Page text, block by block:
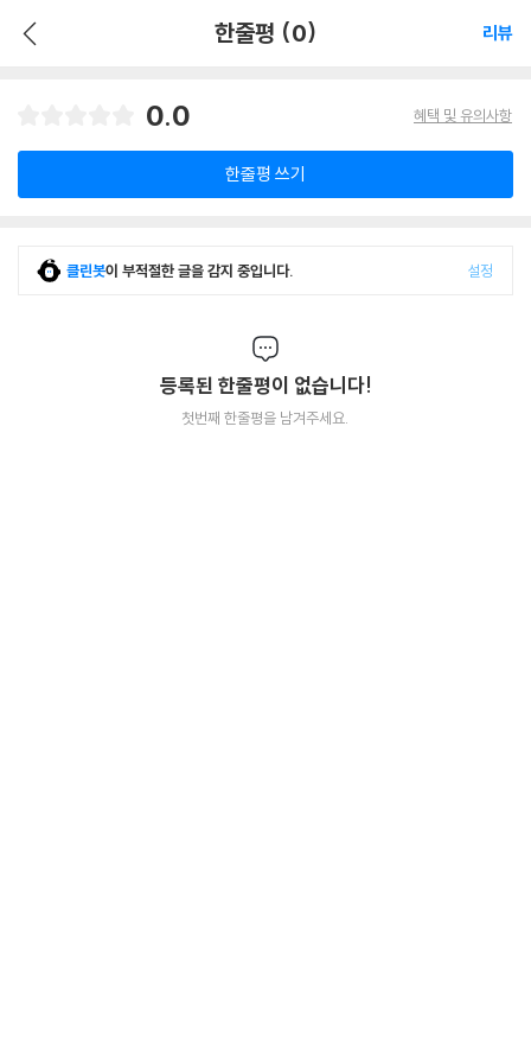
한줄평 (0) 리뷰
0.0 혜택 및 유의사항
한줄평 쓰기
클린봇이 부적절한 글을 감지 중입니다. 설정
등록된 한줄평이 없습니다!
첫번째 한줄평을 남겨주세요.